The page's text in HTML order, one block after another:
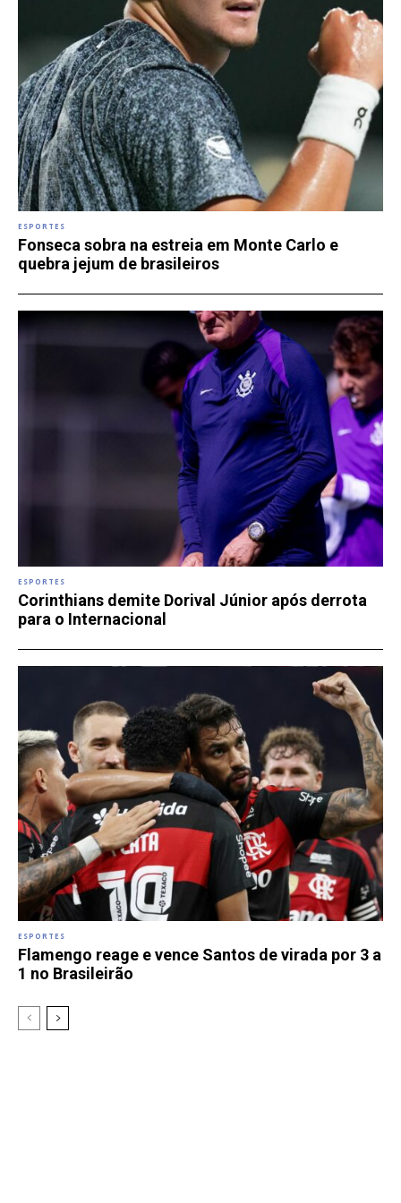
ESPORTES
Fonseca sobra na estreia em Monte Carlo e
quebra jejum de brasileiros
ESPORTES
Corinthians demite Dorival Júnior após derrota
para o Internacional
ESPORTES
Flamengo reage e vence Santos de virada por 3 a
1 no Brasileirão